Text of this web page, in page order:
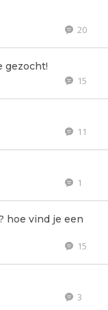
20
gezocht!
15
11
1
hoe vind je een
15
3